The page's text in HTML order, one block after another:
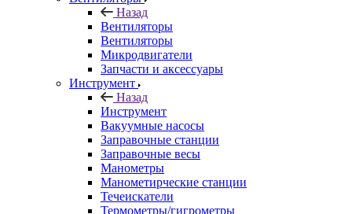
Назад
Вентиляторы
Вентиляторы
Микродвигатели
Запчасти и аксессуары
Инструмент
Назад
Инструмент
Вакуумные насосы
Заправочные станции
Заправочные весы
Манометры
Манометирческие станции
Течеискатели
Термометры/гигрометры